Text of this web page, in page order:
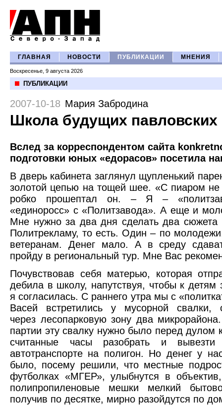
ГЛАВНАЯ НОВОСТИ ПУБЛИКАЦИИ МНЕНИЯ
Воскресенье, 9 августа 2026
ПУБЛИКАЦИИ
2007-10-18 Мария Забродина
Школа будущих павловских
Вслед за корреспондентом сайта
подготовки юных «едорасов» посетила
В дверь кабинета заглянул щупленький
золотой цепью на тощей шее. «С пиаром не
робко прошептал он. – Я –
«единоросс» с «Политзавода». А еще и
Мне нужно за два дня сделать два сюжета
Политрекламу, то есть. Один – по
ветеранам. Денег мало. А в среду
пройду в региональный тур. Мне Вас
Почувствовав себя матерью, которая
дебила в школу, напутствуя, чтобы к детям
я согласилась. С раннего утра мы с
Васей встретились у мусорной свалки,
через лесопарковую зону два
партии эту свалку нужно было перед дулом
считанные часы разобрать и
автотранспорте на полигон. Но денег у
было, посему решили, что местные
футболках «МГЕР», улыбнутся в
полипропиленовые мешки мелкий
получив по десятке, мирно разойдутся по